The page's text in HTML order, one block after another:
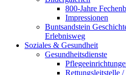
800-Jahre
Impressionen
Buntsandstein
Erlebnisweg
Soziales & Gesundheit
Gesundheitsdienste
Rettungsleitstelle